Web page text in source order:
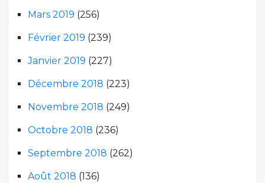
Mars 2019 (256)
Février 2019 (239)
Janvier 2019 (227)
Décembre 2018 (223)
Novembre 2018 (249)
Octobre 2018 (236)
Septembre 2018 (262)
Août 2018 (136)